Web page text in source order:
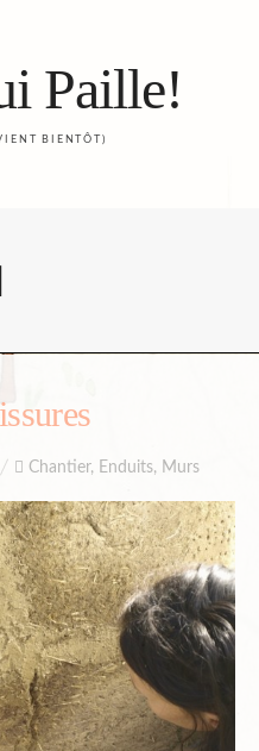
Paille!
BIENTÔT)
et à venir.
Chantier, Enduits, Murs